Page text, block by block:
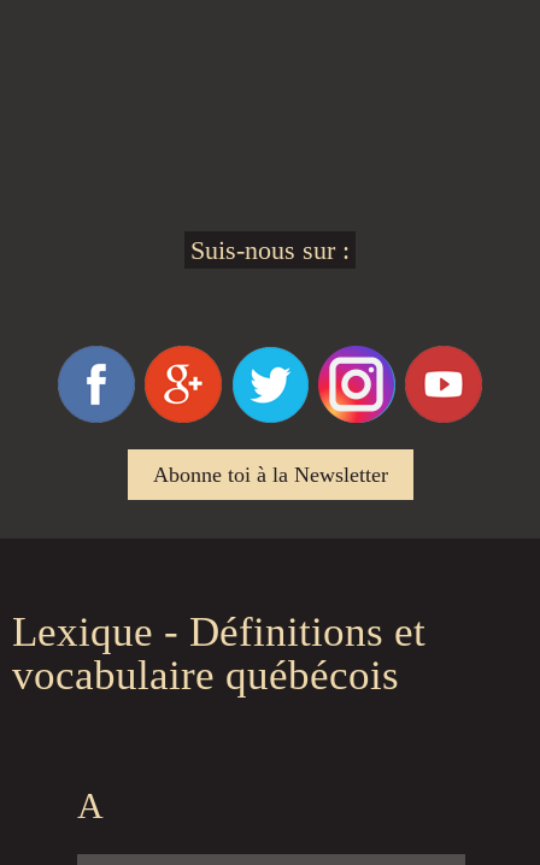
Suis-nous sur :
Abonne toi à la Newsletter
Lexique - Définitions et
vocabulaire québécois
A